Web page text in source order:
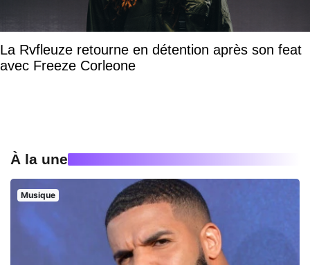
La Rvfleuze retourne en détention après son feat
avec Freeze Corleone
À la une
Musique